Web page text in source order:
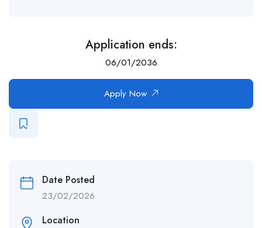
Application ends:
06/01/2036
Apply Now
Date Posted
23/02/2026
Location